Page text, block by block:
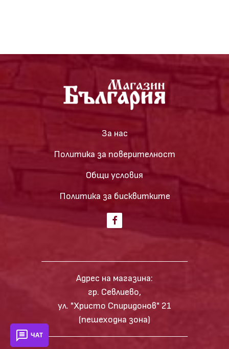
За нас
Политика за поверителност
Общи условия
Политика за бисквитките
Адрес на магазина:
гр. Севлиево,
ул. "Христо Спиридонов" 21
(пешеходна зона)
ЧАТ